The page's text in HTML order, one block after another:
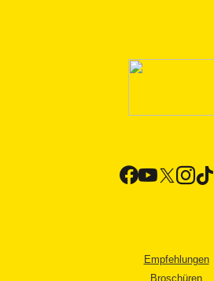
Empfehlungen
Broschüren